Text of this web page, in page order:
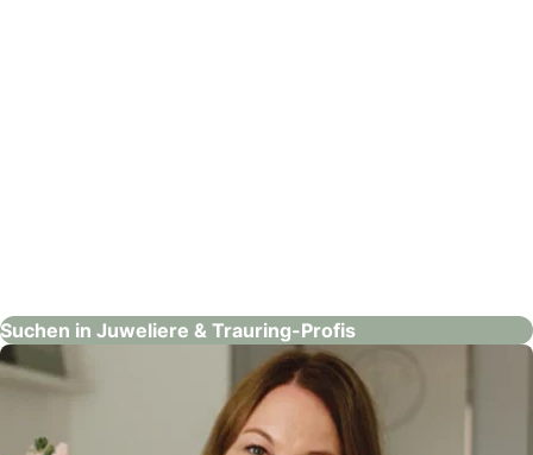
Suchen in Juweliere & Trauring-Profis